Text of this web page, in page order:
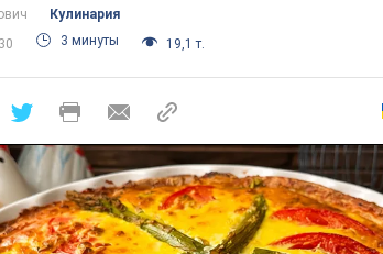
Кулинария
3 минуты 19,1 т.